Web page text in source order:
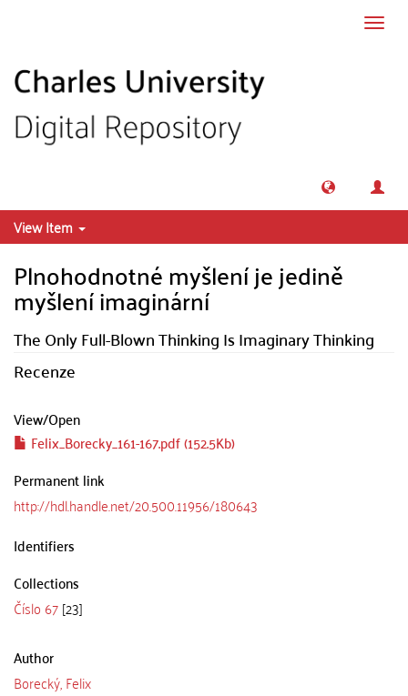
View Item
Plnohodnotné myšlení je jedině
myšlení imaginární
The Only Full-Blown Thinking Is Imaginary Thinking
Recenze
View/Open
Felix_Borecky_161-167.pdf (152.5Kb)
Permanent link
http://hdl.handle.net/20.500.11956/180643
Identifiers
Collections
Číslo 67[23]
Author
Borecký, Felix